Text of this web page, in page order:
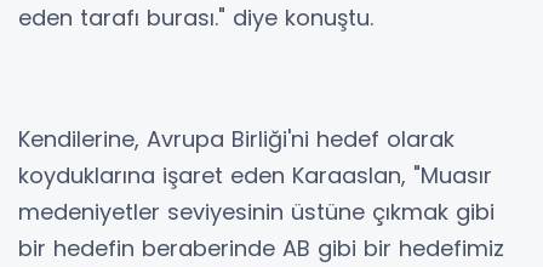
eden tarafı burası." diye konuştu.
Kendilerine, Avrupa Birliği'ni hedef olarak
koyduklarına işaret eden Karaaslan, "Muasır
medeniyetler seviyesinin üstüne çıkmak gibi
bir hedefin beraberinde AB gibi bir hedefimiz